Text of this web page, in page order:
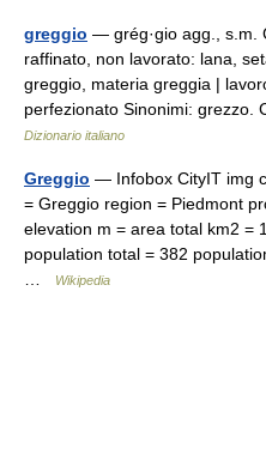
greggio — grég·gio agg., s.m.
raffinato, non lavorato: lana,
greggio, materia greggia |
perfezionato Sinonimi:
Dizionario italiano
Greggio — Infobox CityIT img
= Greggio region = Piedmont
elevation m = area total km2 =
population total = 382
Wikipedia